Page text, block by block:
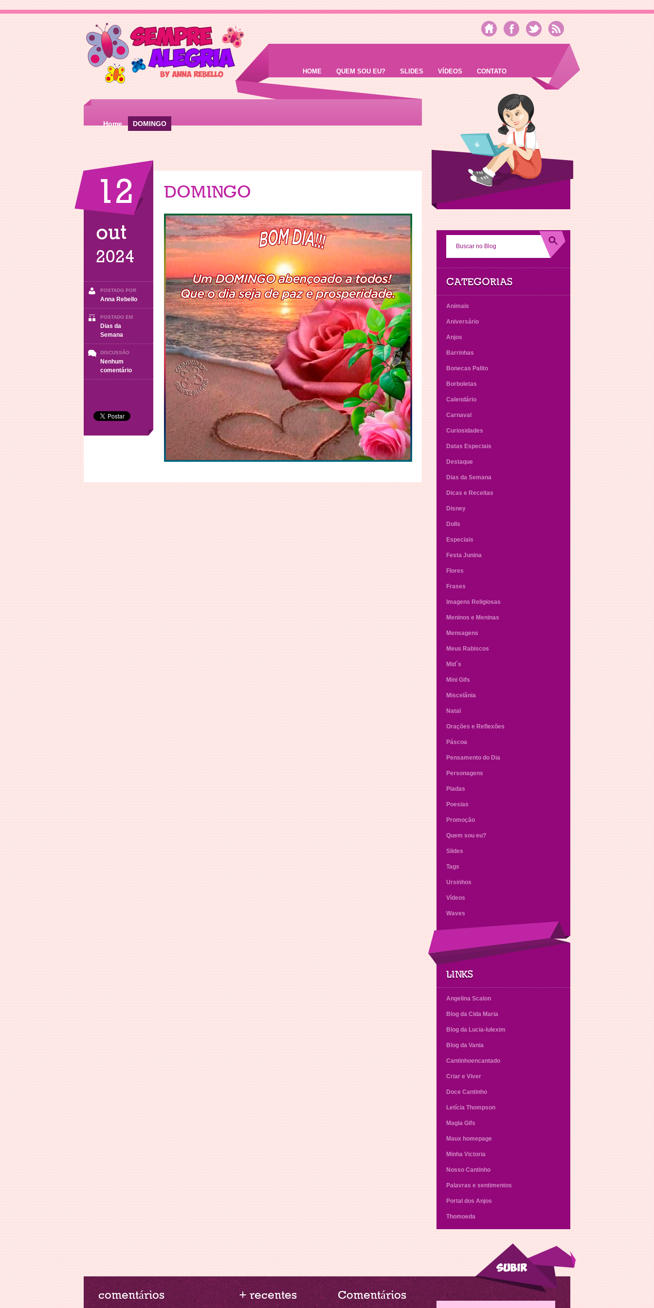
HOME QUEM SOU EU? SLIDES VÍDEOS CONTATO
Home DOMINGO
12
out
2024
POSTADO POR
Anna Rebello
POSTADO EM
Dias da
Semana
DISCUSSÃO
Nenhum
comentárioem
DOMINGO
DOMINGO
CATEGORIAS
Animais
Aniversário
Anjos
Barrinhas
Bonecas Palito
Borboletas
Calendário
Carnaval
Curiosidades
Datas Especiais
Destaque
Dias da Semana
Dicas e Receitas
Disney
Dolls
Especiais
Festa Junina
Flores
Frases
Imagens Religiosas
Meninos e Meninas
Mensagens
Meus Rabiscos
Mid´s
Mini Gifs
Miscelânia
Natal
Orações e Reflexões
Páscoa
Pensamento do Dia
Personagens
Piadas
Poesias
Promoção
Quem sou eu?
Slides
Tags
Ursinhos
Vídeos
Waves
LINKS
Angelina Scalon
Blog da Cida Maria
Blog da Lucia-lulexim
Blog da Vania
Cantinhoencantado
Criar e Viver
Doce Cantinho
Letícia Thompson
Magia Gifs
Maux homepage
Minha Victoria
Nosso Cantinho
Palavras e sentimentos
Portal dos Anjos
Thomoeda
comentários + recentes Comentários